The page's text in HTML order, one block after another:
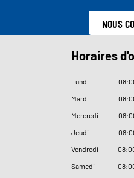
NOUS
Horaires
Lundi 08:
Mardi
08:
Mercredi
08:
Jeudi
08:
Vendredi
08:
Samedi
08: